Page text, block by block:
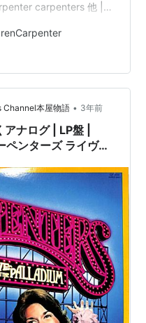
carpenters 他 |
良好］［ジャケット=
新品交換して配送致しま
売切れの場…
Channel本屋物語 • 3年前
ナログ | LP盤 |
ーズ ライヴ・
ト / 写真集付 | 盤面
|